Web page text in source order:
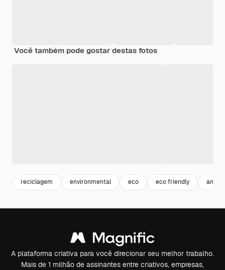
Você também pode gostar destas fotos
reciclagem environmental eco eco friendly
A plataforma criativa para você direcionar seu melhor trabalho.
Mais de 1 milhão de assinantes entre criativos, empresas,